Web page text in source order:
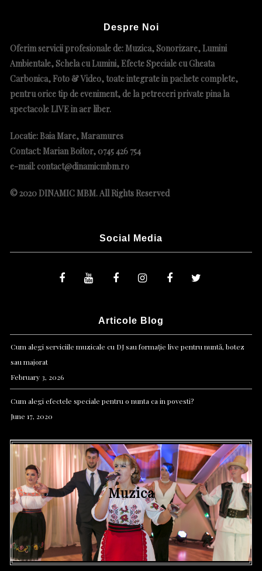
Despre Noi
Oferim servicii profesionale de: Muzica, Sonorizare, Lumini
Ambientale, Schela cu Lumini, Efecte Speciale cu Gheata
Carbonica, Foto & Video, toate integrate in pachete complete,
pentru orice tip de eveniment, de la petreceri private pina la
spectacole LIVE in aer liber.
Locatie: Baia Mare, Maramures
Contact: Marian Boitor, 0745 426 754
e-mail: contact@dinamicmbm.ro
© 2020 DINAMIC MBM. All Rights Reserved
Social Media
Articole Blog
Cum alegi serviciile muzicale cu DJ sau formație live pentru nuntă, botez
sau majorat
February 3, 2026
Cum alegi efectele speciale pentru o nunta ca in povesti?
June 17, 2020
Muzica
Efecte speciale
Lumini
Foto & Video